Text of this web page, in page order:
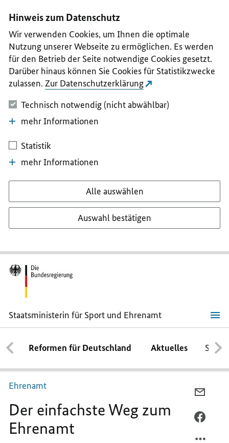
II
III
IV
V
Hinweis zum Datenschutz
Wir verwenden Cookies, um Ihnen die optimale
Nutzung unserer Webseite zu ermöglichen. Es werden
für den Betrieb der Seite notwendige Cookies gesetzt.
Darüber hinaus können Sie Cookies für Statistikzwecke
zulassen. Zur Datenschutzerklärung
Technisch notwendig (nicht abwählbar)
mehr Informationen
Statistik
mehr Informationen
Alle auswählen
Auswahl bestätigen
Staatsministerin für Sport und Ehrenamt
Der
einfachste
Weg
zum
Ehrenamt
Reformen für Deutschland Aktuelles
Ehrenamt
Der einfachste Weg zum
Ehrenamt